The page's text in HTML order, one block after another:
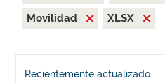
Movilidad
XLSX
Recientemente actualizado